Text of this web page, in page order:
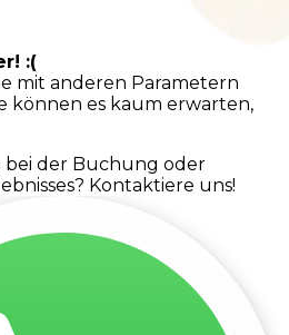
:(
mit anderen Parametern
können es kaum erwarten,
bei der Buchung oder
Kontaktiere uns!